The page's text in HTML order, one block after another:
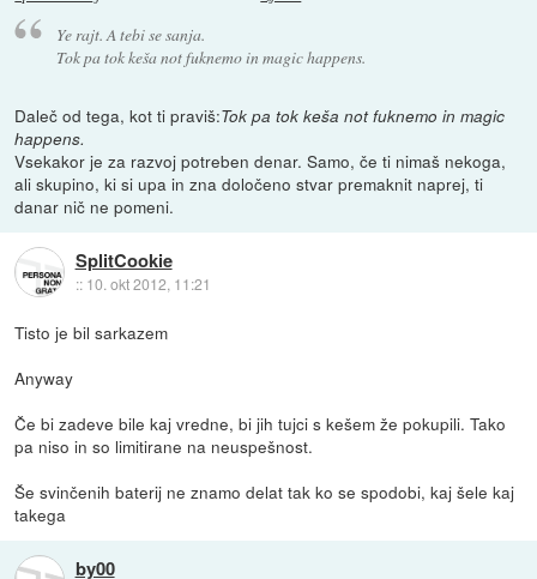
Ye rajt. A tebi se sanja.
Tok pa tok keša not fuknemo in magic happens.
Daleč od tega, kot ti praviš:Tok pa tok keša not fuknemo in magic
happens.
Vsekakor je za razvoj potreben denar. Samo, če ti nimaš nekoga,
ali skupino, ki si upa in zna določeno stvar premaknit naprej, ti
danar nič ne pomeni.
SplitCookie
:: 10. okt 2012, 11:21
Tisto je bil sarkazem
Anyway
Če bi zadeve bile kaj vredne, bi jih tujci s kešem že pokupili. Tako
pa niso in so limitirane na neuspešnost.
Še svinčenih baterij ne znamo delat tak ko se spodobi, kaj šele kaj
takega
by00